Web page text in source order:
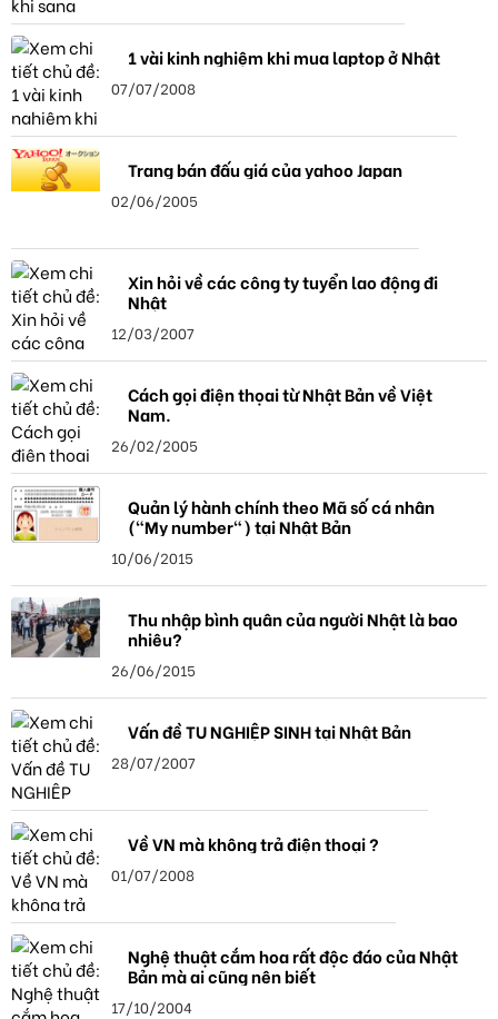
1 vài kinh nghiệm khi mua laptop ở Nhật
07/07/2008
Trang bán đấu giá của yahoo Japan
02/06/2005
Xin hỏi về các công ty tuyển lao động đi
Nhật
12/03/2007
Cách gọi điện thọai từ Nhật Bản về Việt
Nam.
26/02/2005
Quản lý hành chính theo Mã số cá nhân
("My number") tại Nhật Bản
10/06/2015
Thu nhập bình quân của người Nhật là bao
nhiêu?
26/06/2015
Vấn đề TU NGHIỆP SINH tại Nhật Bản
28/07/2007
Về VN mà không trả điện thoại ?
01/07/2008
Nghệ thuật cắm hoa rất độc đáo của Nhật
Bản mà ai cũng nên biết
17/10/2004